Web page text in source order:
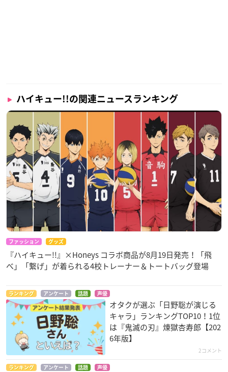
ハイキュー!!の関連ニュースランキング
ファッション グッズ
『ハイキュー!!』×Honeys コラボ商品が8月19日発売！「飛
べ」「繋げ」が着られる4校トレーナー＆トートバッグ登場
ランキング アンケート 話題 声優
オタクが選ぶ「日野聡が演じる
キャラ」ランキングTOP10！1位
は『鬼滅の刃』煉󠄁獄杏寿郎【202
6年版】
2コメント
ランキング アンケート 話題 声優